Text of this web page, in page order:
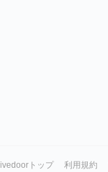
livedoorトップ 利用規約